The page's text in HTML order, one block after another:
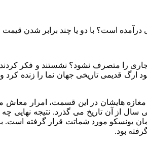
تجاری را متصرف نشود؟ نشستند و فکر
ارگ قدیمی تاریخی جهان نما را
مغازه هایشان در این قسمت، امرار
سال از آن تاریخ می گذرد. نتیجه
یونسکو مورد شماتت قرار گرفته
بود.